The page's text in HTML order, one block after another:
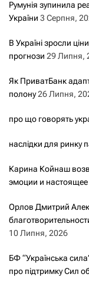
Румунія зупинила
України 3 Серпня,
В Україні зросли
прогнози 29 Липня,
Як ПриватБанк
полону26 Липня,
про що говорять
наслідки для ринку
Карина Койнаш
эмоции и настоящее
Орлов Дмитрий
10 Липня, 2026
БФ “Українська
про підтримку Сил